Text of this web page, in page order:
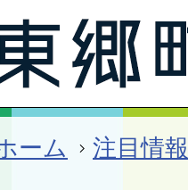
ーム 注目情報